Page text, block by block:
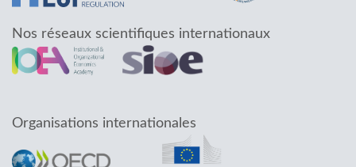
Nos réseaux scientifiques internationaux
Organisations internationales